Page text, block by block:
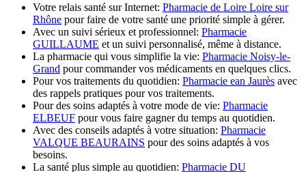
Votre relais santé sur Internet: Pharmacie de Loire Loire sur
Rhône pour faire de votre santé une priorité simple à gérer.
Avec un suivi sérieux et professionnel: Pharmacie
GUILLAUME et un suivi personnalisé, même à distance.
La pharmacie qui vous simplifie la vie: Pharmacie Noisy-le-
Grand pour commander vos médicaments en quelques clics.
Pour vos traitements du quotidien: Pharmacie ean Jaurès avec
des rappels pratiques pour vos traitements.
Pour des soins adaptés à votre mode de vie: Pharmacie
ELBEUF pour vous faire gagner du temps au quotidien.
Avec des conseils adaptés à votre situation: Pharmacie
VALQUE BEAURAINS pour des soins adaptés à vos
besoins.
La santé plus simple au quotidien: Pharmacie DU